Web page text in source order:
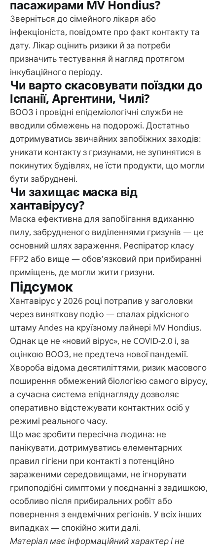
пасажирами MV Hondius?
Зверніться до сімейного лікаря або
інфекціоніста, повідомте про факт контакту та
дату. Лікар оцінить ризики й за потреби
призначить тестування й нагляд протягом
інкубаційного періоду.
Чи варто скасовувати поїздки до
Іспанії, Аргентини, Чилі?
ВООЗ і провідні епідеміологічні служби не
вводили обмежень на подорожі. Достатньо
дотримуватись звичайних запобіжних заходів:
уникати контакту з гризунами, не зупинятися в
покинутих будівлях, не їсти продукти, що могли
бути забруднені.
Чи захищає маска від
хантавірусу?
Маска ефективна для запобігання вдиханню
пилу, забрудненого виділеннями гризунів — це
основний шлях зараження. Респіратор класу
FFP2 або вище — обов'язковий при прибиранні
приміщень, де могли жити гризуни.
Підсумок
Хантавірус у 2026 році потрапив у заголовки
через виняткову подію — спалах рідкісного
штаму Andes на круїзному лайнері MV Hondius.
Однак це не «новий вірус», не COVID-2.0 і, за
оцінкою ВООЗ, не предтеча нової пандемії.
Хвороба відома десятиліттями, ризик масового
поширення обмежений біологією самого вірусу,
а сучасна система епіднагляду дозволяє
оперативно відстежувати контактних осіб у
режимі реального часу.
Що має зробити пересічна людина: не
панікувати, дотримуватись елементарних
правил гігієни при контакті з потенційно
зараженими середовищами, не ігнорувати
грипоподібні симптоми у поєднанні з задишкою,
особливо після прибиральних робіт або
повернення з ендемічних регіонів. У всіх інших
випадках — спокійно жити далі.
Матеріал має інформаційний характер і не